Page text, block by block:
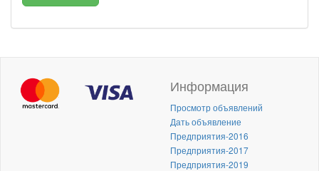
Информация
Просмотр объявлений
Дать объявление
Предприятия-2016
Предприятия-2017
Предприятия-2019